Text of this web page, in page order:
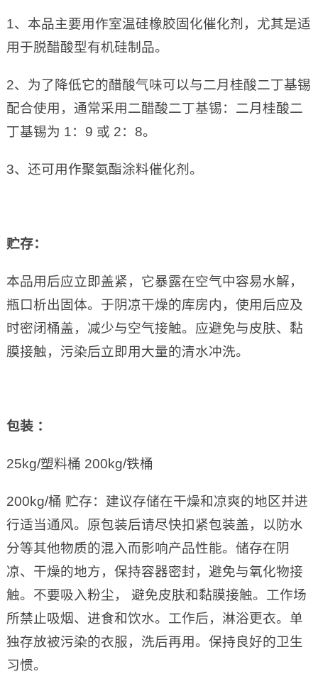
1、本品主要用作室温硅橡胶固化催化剂，尤其是适
用于脱醋酸型有机硅制品。
2、为了降低它的醋酸气味可以与二月桂酸二丁基锡
配合使用，通常采用二醋酸二丁基锡：二月桂酸二
丁基锡为 1：9 或 2：8。
3、还可用作聚氨酯涂料催化剂。
贮存：
本品用后应立即盖紧，它暴露在空气中容易水解，
瓶口析出固体。于阴凉干燥的库房内，使用后应及
时密闭桶盖，减少与空气接触。应避免与皮肤、黏
膜接触，污染后立即用大量的清水冲洗。
包装 ：
25kg/塑料桶 200kg/铁桶
200kg/桶 贮存：建议存储在干燥和凉爽的地区并进
行适当通风。原包装后请尽快扣紧包装盖，以防水
分等其他物质的混入而影响产品性能。储存在阴
凉、干燥的地方，保持容器密封，避免与氧化物接
触。不要吸入粉尘， 避免皮肤和黏膜接触。工作场
所禁止吸烟、进食和饮水。工作后，淋浴更衣。单
独存放被污染的衣服，洗后再用。保持良好的卫生
习惯。